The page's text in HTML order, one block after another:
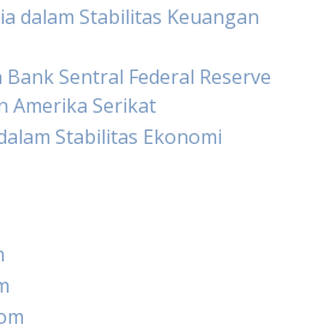
dalam Stabilitas Keuangan
Sentral Federal Reserve
Amerika Serikat
Stabilitas Ekonomi